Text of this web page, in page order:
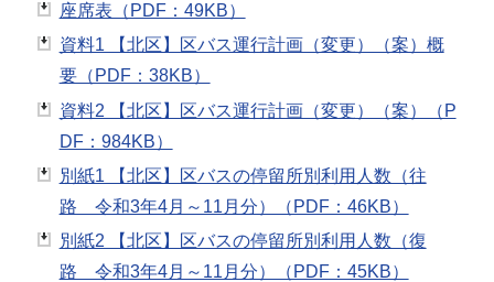
座席表（PDF：49KB）
資料1 【北区】区バス運行計画（変更）（案）概
要（PDF：38KB）
資料2 【北区】区バス運行計画（変更）（案）（P
DF：984KB）
別紙1 【北区】区バスの停留所別利用人数（往
路 令和3年4月～11月分）（PDF：46KB）
別紙2 【北区】区バスの停留所別利用人数（復
路 令和3年4月～11月分）（PDF：45KB）